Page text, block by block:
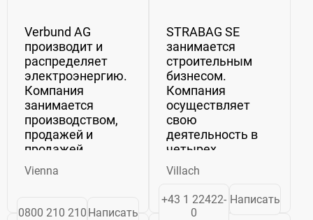
Verbund AG
производит и
распределяет
электроэнергию.
Компания
занимается
производством,
продажей и
продажей
электрической
энергии
трейдерам,
Vienna
0800 210 210 Написать
STRABAG SE
занимается
строительным
бизнесом.
Компания
осуществляет
свою
деятельность в
четырех
сегментах: север
+ запад, юг +
восток,
международный
Villach
+43 1 22422-
0
Написать